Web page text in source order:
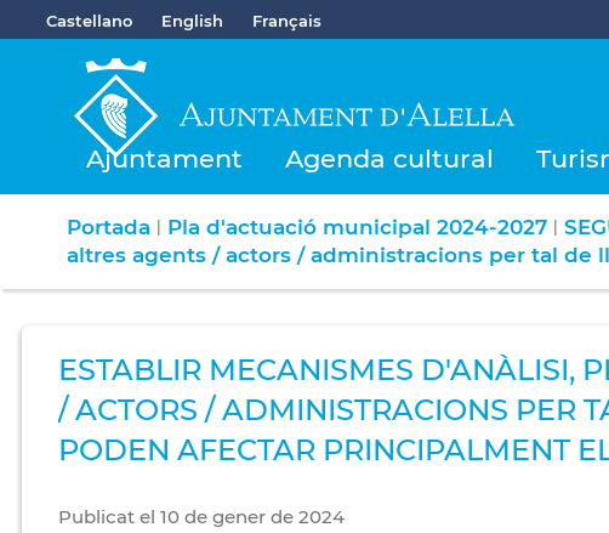
Castellano English Français
Ajuntament Agenda cultural
Portada | Pla d'actuació municipal 2024-2027 |
altres agents / actors / administracions per tal
ESTABLIR MECANISMES D'ANÀLISI,
/ ACTORS / ADMINISTRACIONS PER
PODEN AFECTAR PRINCIPALMENT
Publicat el 10 de gener de 2024